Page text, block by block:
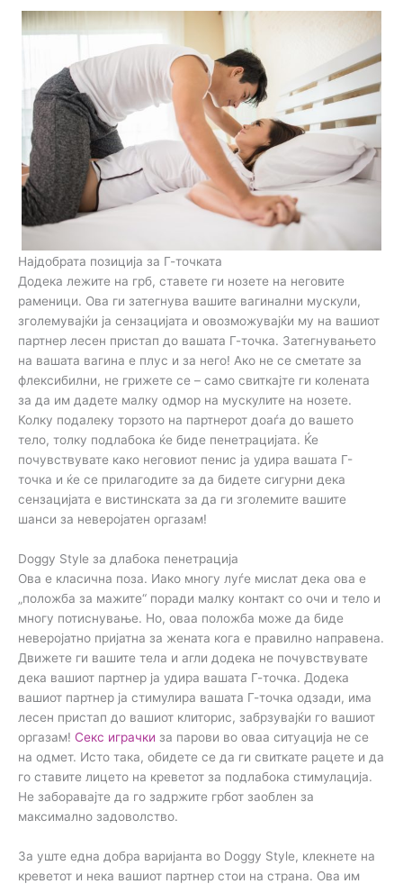
Најдобрата позиција за Г-точката
Додека лежите на грб, ставете ги нозете на неговите
раменици. Ова ги затегнува вашите вагинални мускули,
зголемувајќи ја сензацијата и овозможувајќи му на вашиот
партнер лесен пристап до вашата Г-точка. Затегнувањето
на вашата вагина е плус и за него! Ако не се сметате за
флексибилни, не грижете се – само свиткајте ги колената
за да им дадете малку одмор на мускулите на нозете.
Колку подалеку торзото на партнерот доаѓа до вашето
тело, толку подлабока ќе биде пенетрацијата. Ќе
почувствувате како неговиот пенис ја удира вашата Г-
точка и ќе се прилагодите за да бидете сигурни дека
сензацијата е вистинската за да ги зголемите вашите
шанси за неверојатен оргазам!
Doggy Style за длабока пенетрација
Ова е класична поза. Иако многу луѓе мислат дека ова е
„положба за мажите“ поради малку контакт со очи и тело и
многу потиснување. Но, оваа положба може да биде
неверојатно пријатна за жената кога е правилно направена.
Движете ги вашите тела и агли додека не почувствувате
дека вашиот партнер ја удира вашата Г-точка. Додека
вашиот партнер ја стимулира вашата Г-точка одзади, има
лесен пристап до вашиот клиторис, забрзувајќи го вашиот
оргазам! Секс играчки за парови во оваа ситуација не се
на одмет. Исто така, обидете се да ги свиткате рацете и да
го ставите лицето на креветот за подлабока стимулација.
Не заборавајте да го задржите грбот заоблен за
максимално задоволство.
За уште една добра варијанта во Doggy Style, клекнете на
креветот и нека вашиот партнер стои на страна. Ова им